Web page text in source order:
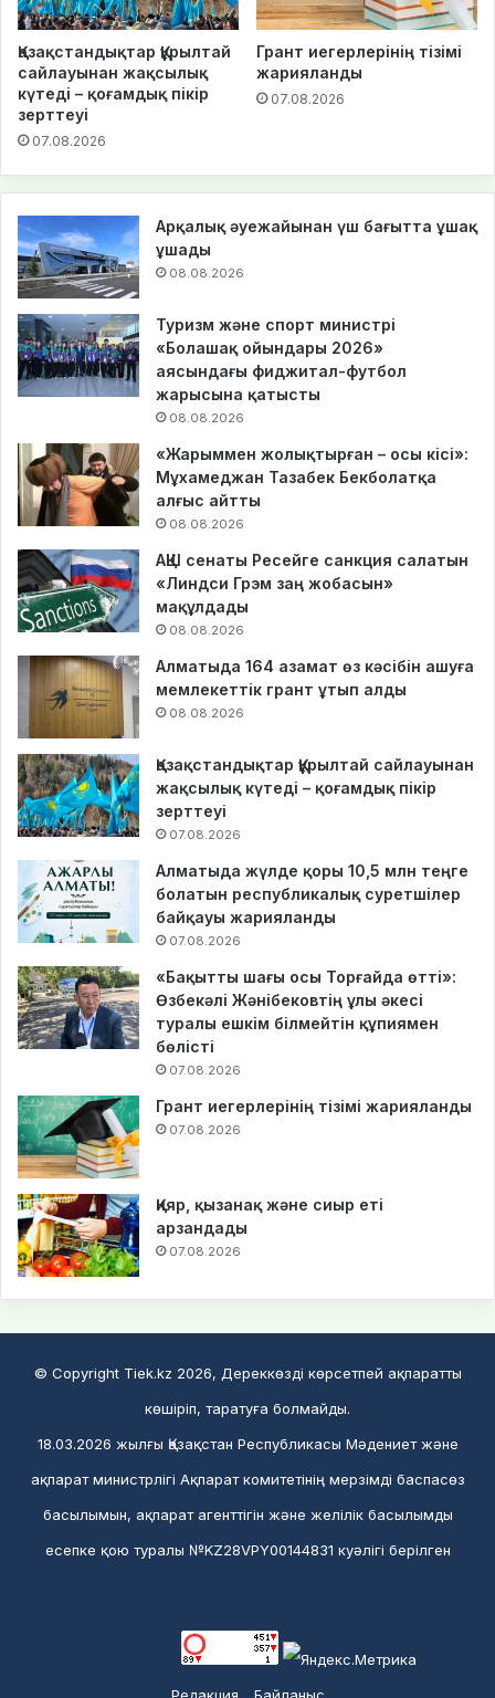
Қазақстандықтар Құрылтай
сайлауынан жақсылық
күтеді – қоғамдық пікір
зерттеуі
07.08.2026
Грант иегерлерінің тізімі
жарияланды
07.08.2026
Арқалық әуежайынан үш бағытта ұшақ
ұшады
08.08.2026
Туризм және спорт министрі
«Болашақ ойындары 2026»
аясындағы фиджитал-футбол
жарысына қатысты
08.08.2026
«Жарыммен жолықтырған – осы кісі»:
Мұхамеджан Тазабек Бекболатқа
алғыс айтты
08.08.2026
АҚШ сенаты Ресейге санкция салатын
«Линдси Грэм заң жобасын»
мақұлдады
08.08.2026
Алматыда 164 азамат өз кәсібін ашуға
мемлекеттік грант ұтып алды
08.08.2026
Қазақстандықтар Құрылтай сайлауынан
жақсылық күтеді – қоғамдық пікір
зерттеуі
07.08.2026
Алматыда жүлде қоры 10,5 млн теңге
болатын республикалық суретшілер
байқауы жарияланды
07.08.2026
«Бақытты шағы осы Торғайда өтті»:
Өзбекәлі Жәнібековтің ұлы әкесі
туралы ешкім білмейтін құпиямен
бөлісті
07.08.2026
Грант иегерлерінің тізімі жарияланды
07.08.2026
Қияр, қызанақ және сиыр еті
арзандады
07.08.2026
© Copyright Tiek.kz 2026, Дереккөзді көрсетпей ақпаратты
көшіріп, таратуға болмайды.
18.03.2026 жылғы Қазақстан Республикасы Мәдениет және
ақпарат министрлігі Ақпарат комитетінің мерзімді баспасөз
басылымын, ақпарат агенттігін және желілік басылымды
есепке қою туралы №KZ28VPY00144831 куәлігі берілген